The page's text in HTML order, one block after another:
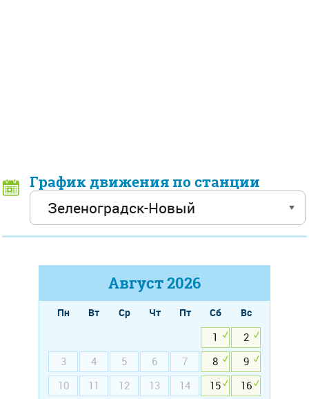
График движения по станции
Август2026
Пн Вт Ср Чт Пт Сб
Вс
1
2
3
4 5 6 7 8
9
10
11 12 13 14 15
16